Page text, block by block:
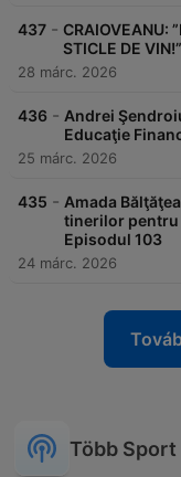
437 - CRAIOVEANU:
STICLE DE
28 márc. 2026
436 - Andrei
Educaţie
25 márc. 2026
435 - Amada
tinerilor pentru
Episodul 103
24 márc. 2026
Több